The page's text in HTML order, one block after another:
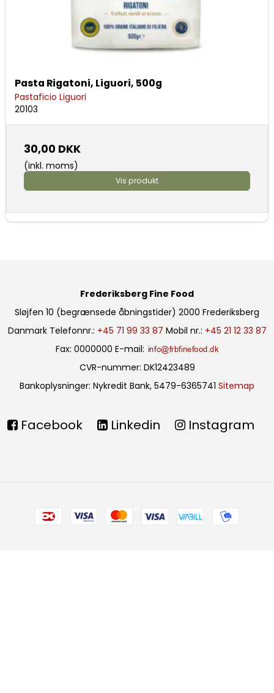
Pasta Rigatoni, Liguori, 500g
Pastaficio Liguori
20103
30,00 DKK
(inkl. moms)
Vis produkt
Frederiksberg Fine Food
Sløjfen 10 (begrænsede åbningstider) 2000 Frederiksberg
Danmark Telefonnr.: +45 71 99 33 87 Mobil nr.: +45 21 12 33 87
Fax: 0000000 E-mail:
CVR-nummer: DK12423489
Bankoplysninger: Nykredit Bank, 5479-6365741 Sitemap
Facebook Linkedin Instagram